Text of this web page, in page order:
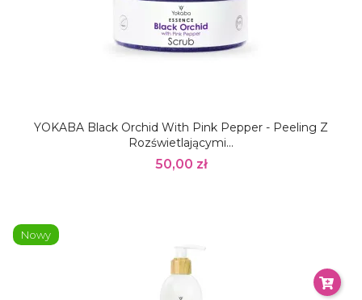
YOKABA Black Orchid With Pink Pepper - Peeling Z
Rozświetlającymi...
50,00 zł
Nowy